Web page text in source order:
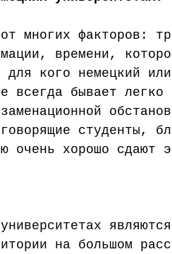
многих факторов:
времени,
кого немецкий
всегда бывает легко
студенты,
очень хорошо сдают
на большом